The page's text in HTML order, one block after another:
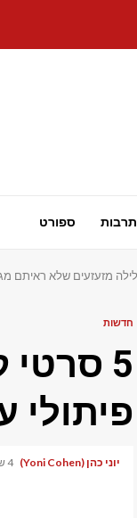
תרבות ספורט
חדשות
5
פיתולי
יוני כהן (Yoni Cohen) 4 שבועות ago